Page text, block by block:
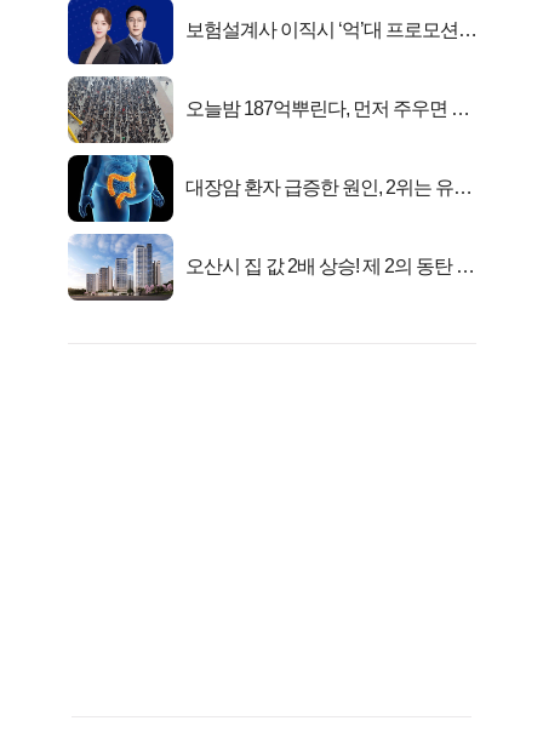
보험설계사 이직시 ‘억’대 프로모션!
오늘밤 187억뿌린다, 먼저 주우면 최
대장암 환자 급증한 원인, 2위는 유산
오산시 집 값 2배 상승! 제 2의 동탄 신